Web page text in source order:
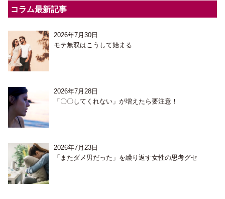
コラム最新記事
2026年7月30日
モテ無双はこうして始まる
2026年7月28日
「〇〇してくれない」が増えたら要注意！
2026年7月23日
「またダメ男だった」を繰り返す女性の思考グセ